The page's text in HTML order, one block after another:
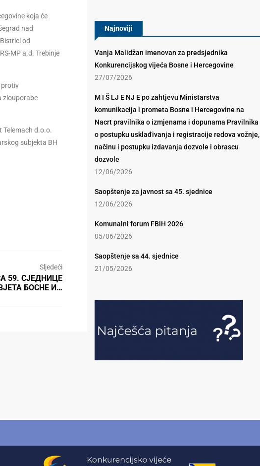
koja će
nad
od
MP a.d. Trebinje
protiv
zlouporabe
d.o.o.
subjekta BH
Sljedeći
59. СЈЕДНИЦЕ
БОСНЕ И…
Najnoviji
Vanja Malidžan imenovan za predsjednika
Konkurencijskog vijeća Bosne i Hercegovine
27/07/2026
M I Š LJ E NJ E po zahtjevu Ministarstva
komunikacija i prometa Bosne i Hercegovine na
Nacrt pravilnika o izmjenama i dopunama Pravilnika
o postupku usklađivanja i registracije redova vožnje,
načinu i postupku izdavanja dozvole i obrascu
dozvole
12/06/2026
Saopštenje za javnost sa 45. sjednice
12/06/2026
Komunalni forum FBiH 2026
05/06/2026
Saopštenje sa 44. sjednice
21/05/2026